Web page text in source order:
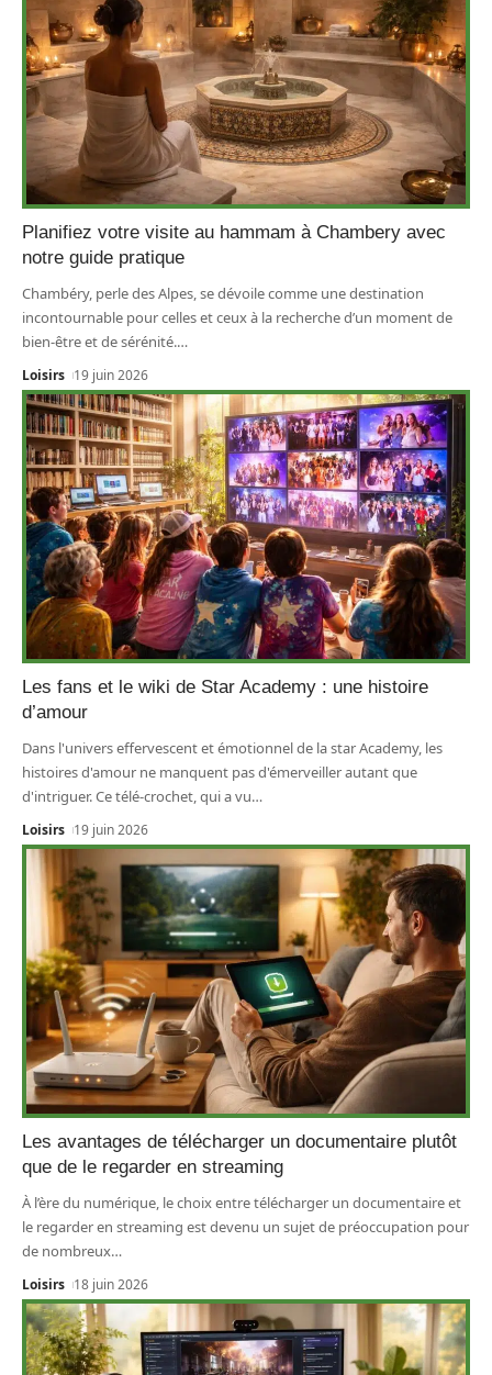
Planifiez votre visite au hammam à Chambery avec
notre guide pratique
Chambéry, perle des Alpes, se dévoile comme une destination
incontournable pour celles et ceux à la recherche d’un moment de
bien-être et de sérénité.…
Loisirs 19 juin 2026
Les fans et le wiki de Star Academy : une histoire
d’amour
Dans l'univers effervescent et émotionnel de la star Academy, les
histoires d'amour ne manquent pas d'émerveiller autant que
d'intriguer. Ce télé-crochet, qui a vu…
Loisirs 19 juin 2026
Les avantages de télécharger un documentaire plutôt
que de le regarder en streaming
À l’ère du numérique, le choix entre télécharger un documentaire et
le regarder en streaming est devenu un sujet de préoccupation pour
de nombreux…
Loisirs 18 juin 2026